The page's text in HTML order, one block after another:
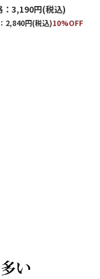
：3,190円(税込)
2,840円(税込)10%OFF